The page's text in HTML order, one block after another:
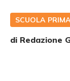
SCUOLA
di Redazione